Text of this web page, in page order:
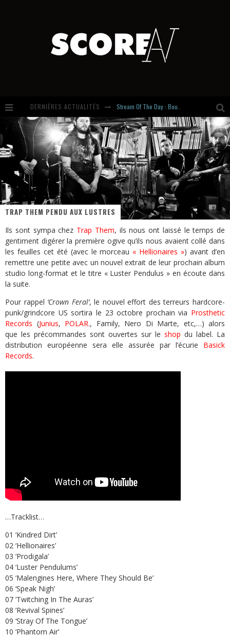
DERNIÈRES ACTUALITÉS
Russian Circles share « Empath » & « Eluvial » singles. Same Language. Different Damage.
Hardcore, Actually. Meet Cút Lộn
Introducing Newcomer : Gudewife
TRAP THEM PENDU AUX LUSTRES
Ils sont sympa chez Trap Them, ils nous ont laissé le temps de
gentiment digérer la première ogive qu’ils nous avaient collé dans
les feuilles cet été (avec le morceau « Hellionaires ») avant d’en
remettre une petite avec un nouvel extrait de leur prochain album
studio long-format et le titre « Luster Pendulus » en écoute dans
la suite.
Pour rappel ‘Crown Feral’, le nouvel effort des terreurs hardcore-
punk/grindcore US sortira le 23 octobre prochain via Prosthetic
Records (Junius, POLAR., Family, Nero Di Marte, etc,…) alors
que les précommandes sont ouvertes sur le shop du label. La
distribution européenne sera elle assurée par l’écurie Basick
Records.
…Tracklist…
01 ‘Kindred Dirt’
02 ‘Hellionaires’
03 ‘Prodigala’
04 ‘Luster Pendulums’
05 ‘Malengines Here, Where They Should Be’
06 ‘Speak Nigh’
07 ‘Twitching In The Auras’
08 ‘Revival Spines’
09 ‘Stray Of The Tongue’
10 ‘Phantom Air’